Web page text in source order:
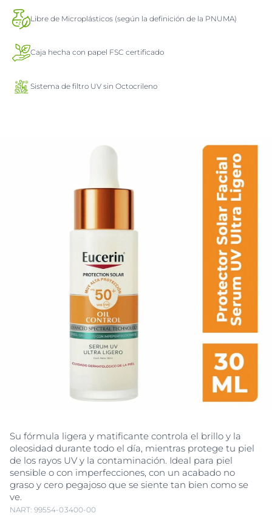
Libre de Microplásticos (según la definición de la PNUMA)
Caja hecha con papel FSC certificado
Sistema de filtro UV sin Octocrileno
Su fórmula ligera y matificante controla el brillo y la
oleosidad durante todo el día, mientras protege tu piel
de los rayos UV y la contaminación. Ideal para piel
sensible o con imperfecciones, con un acabado no
graso y cero pegajoso que se siente tan bien como se
ve.
NART: 99554-03400-00